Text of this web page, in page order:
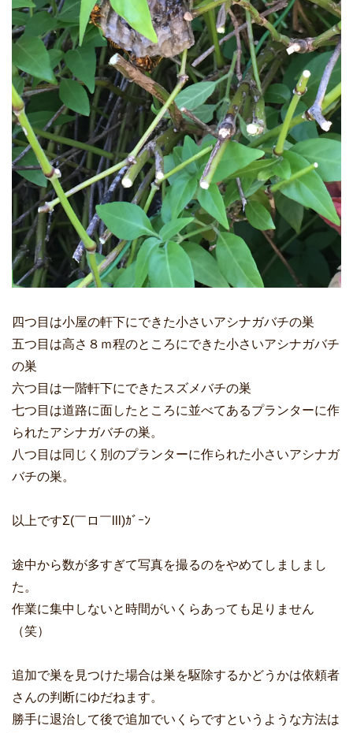
四つ目は小屋の軒下にできた小さいアシナガバチの巣
五つ目は高さ８ｍ程のところにできた小さいアシナガバチ
の巣
六つ目は一階軒下にできたスズメバチの巣
七つ目は道路に面したところに並べてあるプランターに作
られたアシナガバチの巣。
八つ目は同じく別のプランターに作られた小さいアシナガ
バチの巣。
以上ですΣ(￣ロ￣lll)ｶﾞｰﾝ
途中から数が多すぎて写真を撮るのをやめてしましまし
た。
作業に集中しないと時間がいくらあっても足りません
（笑）
追加で巣を見つけた場合は巣を駆除するかどうかは依頼者
さんの判断にゆだねます。
勝手に退治して後で追加でいくらですというような方法は